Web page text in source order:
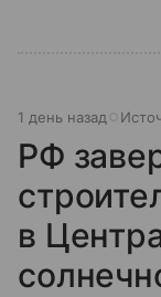
1 день назад
РФ
в